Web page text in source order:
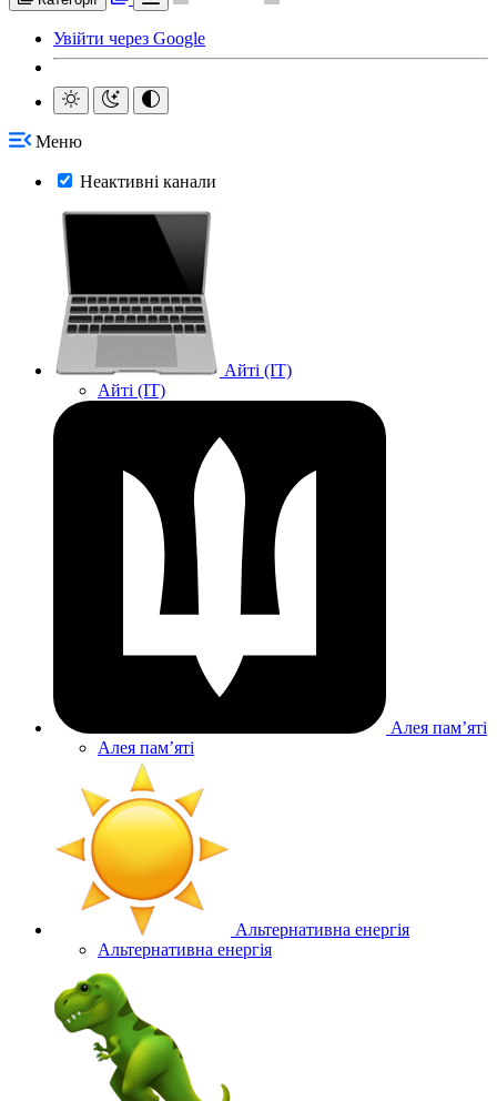
Увійти через Google
Меню
Неактивні канали
Айті (IT)
Айті (IT)
Алея памʼяті
Алея памʼяті
Альтернативна енергія
Альтернативна енергія